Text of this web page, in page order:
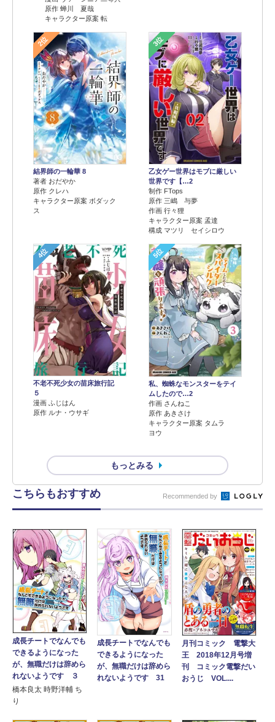
原作 蝉川 夏哉
キャラクター原案 転
2位
結界師の一輪華 8
著者 おだやか
原作 クレハ
キャラクター原案 ボダック
ス
3位
乙女ゲー世界はモブに厳しい
世界です【…2
制作 FTops
原作 三嶋 与夢
作画 行々狸
キャラクター原案 孟達
構成 マツリ セイシロウ
4位
不老不死少女の苗床旅行記
５
漫画 ふじはん
原作 ルナ・ウサギ
5位
私、蜘蛛なモンスターをテイ
ムしたので…2
作画 さんねこ
原作 あきさけ
キャラクター原案 タムラ
ヨウ
もっとみる
こちらもおすすめ Recommended by
成長チートでなんでも
できるようになった
が、無職だけは辞めら
れないようです ３
橋本良太 時野洋輔 ち
り
成長チートでなんでも
できるようになった
が、無職だけは辞めら
れないようです 31
月刊コミック 電撃大
王 2018年12月号増
刊 コミック電撃だい
おうじ VOL....